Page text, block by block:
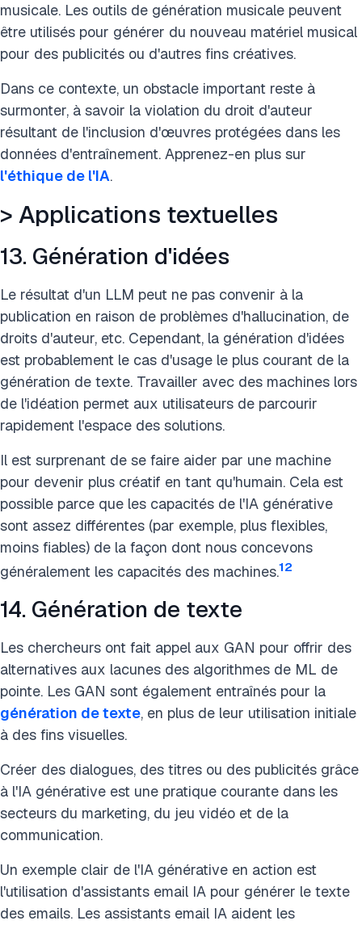
musicale. Les outils de génération musicale peuvent
être utilisés pour générer du nouveau matériel musical
pour des publicités ou d'autres fins créatives.
Dans ce contexte, un obstacle important reste à
surmonter, à savoir la violation du droit d'auteur
résultant de l'inclusion d'œuvres protégées dans les
données d'entraînement. Apprenez-en plus sur
l'éthique de l'IA.
> Applications textuelles
13. Génération d'idées
Le résultat d'un LLM peut ne pas convenir à la
publication en raison de problèmes d'hallucination, de
droits d'auteur, etc. Cependant, la génération d'idées
est probablement le cas d'usage le plus courant de la
génération de texte. Travailler avec des machines lors
de l'idéation permet aux utilisateurs de parcourir
rapidement l'espace des solutions.
Il est surprenant de se faire aider par une machine
pour devenir plus créatif en tant qu'humain. Cela est
possible parce que les capacités de l'IA générative
sont assez différentes (par exemple, plus flexibles,
moins fiables) de la façon dont nous concevons
généralement les capacités des machines.12
14. Génération de texte
Les chercheurs ont fait appel aux GAN pour offrir des
alternatives aux lacunes des algorithmes de ML de
pointe. Les GAN sont également entraînés pour la
génération de texte, en plus de leur utilisation initiale
à des fins visuelles.
Créer des dialogues, des titres ou des publicités grâce
à l'IA générative est une pratique courante dans les
secteurs du marketing, du jeu vidéo et de la
communication.
Un exemple clair de l'IA générative en action est
l'utilisation d'assistants email IA pour générer le texte
des emails. Les assistants email IA aident les